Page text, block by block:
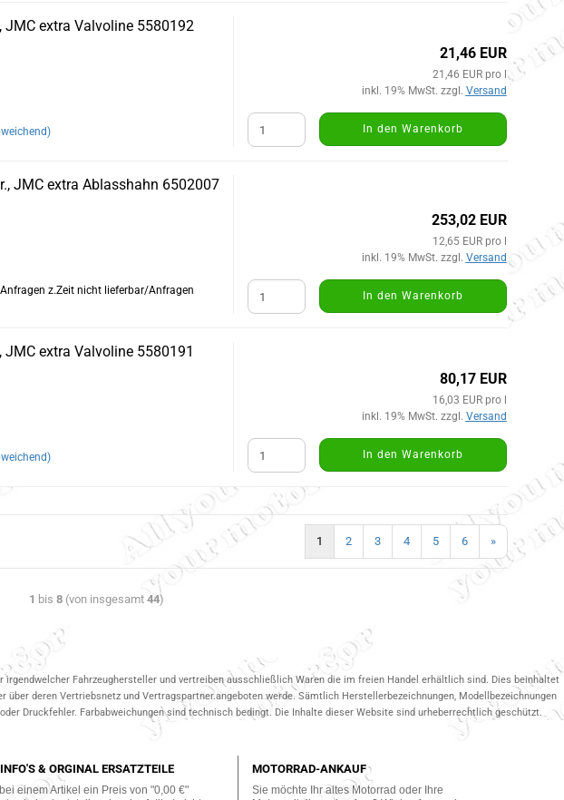
JMC extra Valvoline 5580192
21,46 EUR
21,46 EUR pro l
inkl. 19% MwSt. zzgl. Versand
In den Warenkorb
JMC extra Ablasshahn 6502007
z.Zeit nicht lieferbar/Anfragen
253,02 EUR
12,65 EUR pro l
inkl. 19% MwSt. zzgl. Versand
In den Warenkorb
JMC extra Valvoline 5580191
80,17 EUR
16,03 EUR pro l
inkl. 19% MwSt. zzgl. Versand
In den Warenkorb
1 2 3 4 5 6 »
1 bis 8(von insgesamt 44)
Fahrzeughersteller und vertreiben ausschließlich Waren die im freien Handel erhältlich sind. Dies beinhaltet
deren Vertriebsnetz und Vertragspartner.angeboten werde. Sämtlich Herstellerbezeichnungen, Modellbezeichnungen
Druckfehler. Farbabweichungen sind technisch bedingt. Die Inhalte dieser Website sind urheberrechtlich geschützt.
& ORGINAL ERSATZTEILE
einem Artikel ein Preis von "0,00 €"
MOTORRAD-ANKAUF
Sie möchte Ihr altes Motorrad oder Ihre